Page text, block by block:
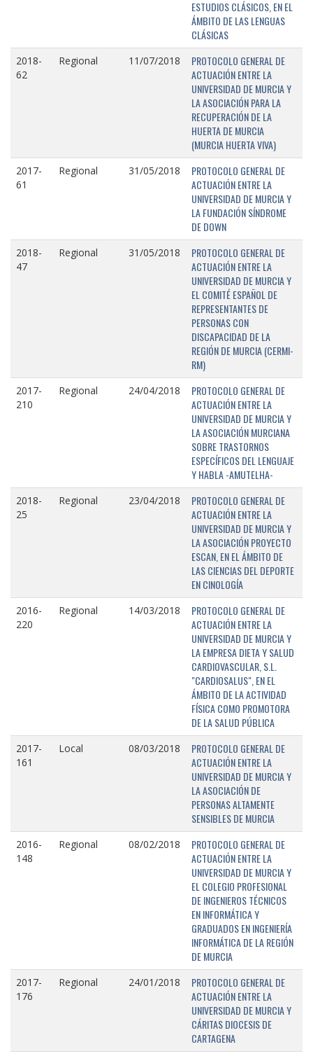
ESTUDIOS CLÁSICOS, EN EL
ÁMBITO DE LAS LENGUAS
CLÁSICAS
2018-
62
Regional 11/07/2018
PROTOCOLO GENERAL DE
ACTUACIÓN ENTRE LA
UNIVERSIDAD DE MURCIA Y
LA ASOCIACIÓN PARA LA
RECUPERACIÓN DE LA
HUERTA DE MURCIA
(MURCIA HUERTA VIVA)
2017-
61
Regional 31/05/2018
PROTOCOLO GENERAL DE
ACTUACIÓN ENTRE LA
UNIVERSIDAD DE MURCIA Y
LA FUNDACIÓN SÍNDROME
DE DOWN
2018-
47
Regional 31/05/2018
PROTOCOLO GENERAL DE
ACTUACIÓN ENTRE LA
UNIVERSIDAD DE MURCIA Y
EL COMITÉ ESPAÑOL DE
REPRESENTANTES DE
PERSONAS CON
DISCAPACIDAD DE LA
REGIÓN DE MURCIA (CERMI-
RM)
2017-
210
Regional 24/04/2018
PROTOCOLO GENERAL DE
ACTUACIÓN ENTRE LA
UNIVERSIDAD DE MURCIA Y
LA ASOCIACIÓN MURCIANA
SOBRE TRASTORNOS
ESPECÍFICOS DEL LENGUAJE
Y HABLA -AMUTELHA-
2018-
25
Regional 23/04/2018
PROTOCOLO GENERAL DE
ACTUACIÓN ENTRE LA
UNIVERSIDAD DE MURCIA Y
LA ASOCIACIÓN PROYECTO
ESCAN, EN EL ÁMBITO DE
LAS CIENCIAS DEL DEPORTE
EN CINOLOGÍA
2016-
220
Regional 14/03/2018
PROTOCOLO GENERAL DE
ACTUACIÓN ENTRE LA
UNIVERSIDAD DE MURCIA Y
LA EMPRESA DIETA Y SALUD
CARDIOVASCULAR, S.L.
"CARDIOSALUS", EN EL
ÁMBITO DE LA ACTIVIDAD
FÍSICA COMO PROMOTORA
DE LA SALUD PÚBLICA
2017-
161
Local 08/03/2018
PROTOCOLO GENERAL DE
ACTUACIÓN ENTRE LA
UNIVERSIDAD DE MURCIA Y
LA ASOCIACIÓN DE
PERSONAS ALTAMENTE
SENSIBLES DE MURCIA
2016-
148
Regional 08/02/2018
PROTOCOLO GENERAL DE
ACTUACIÓN ENTRE LA
UNIVERSIDAD DE MURCIA Y
EL COLEGIO PROFESIONAL
DE INGENIEROS TÉCNICOS
EN INFORMÁTICA Y
GRADUADOS EN INGENIERÍA
INFORMÁTICA DE LA REGIÓN
DE MURCIA
2017-
176
Regional 24/01/2018
PROTOCOLO GENERAL DE
ACTUACIÓN ENTRE LA
UNIVERSIDAD DE MURCIA Y
CÁRITAS DIOCESIS DE
CARTAGENA